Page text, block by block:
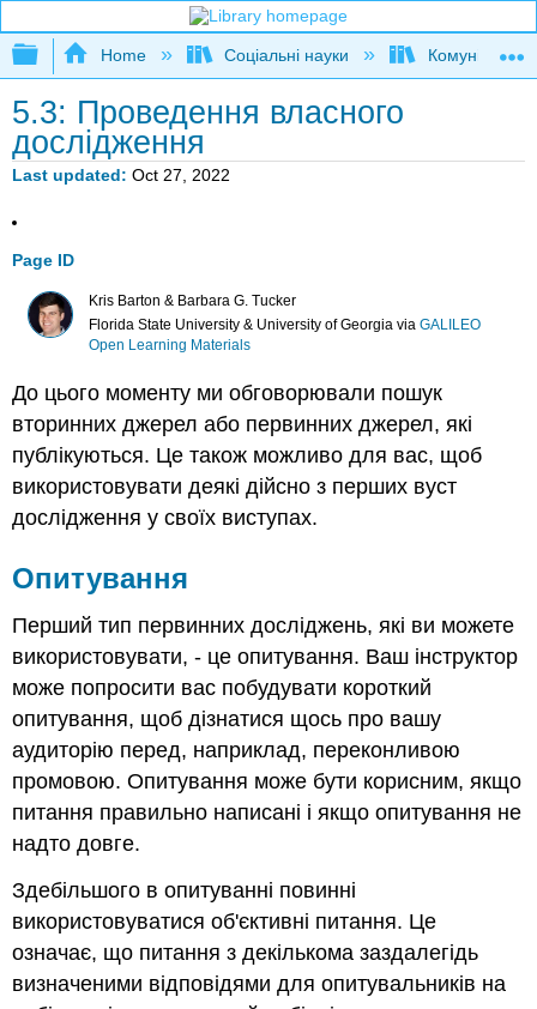
Expand/collapse global hierarchy
Home Соціальні науки
5.3: Проведення власного
дослідження
Last updated Oct 27, 2022
Page ID
Kris Barton & Barbara G. Tucker
Florida State University & University of Georgiavia GALILEO
Open Learning Materials
До цього моменту ми обговорювали пошук
вторинних джерел або первинних джерел, які
публікуються. Це також можливо для вас, щоб
використовувати деякі дійсно з перших вуст
дослідження у своїх виступах.
Опитування
Перший тип первинних досліджень, які ви можете
використовувати, - це опитування. Ваш інструктор
може попросити вас побудувати короткий
опитування, щоб дізнатися щось про вашу
аудиторію перед, наприклад, переконливою
промовою. Опитування може бути корисним, якщо
питання правильно написані і якщо опитування не
надто довге.
Здебільшого в опитуванні повинні
використовуватися об'єктивні питання. Це
означає, що питання з декількома заздалегідь
визначеними відповідями для опитувальників на